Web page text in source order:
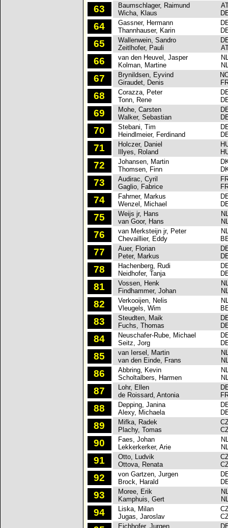
63
Baumschlager, Raimund
Wicha, Klaus
64
Gassner, Hermann
Thannhauser, Karin
65
Wallenwein, Sandro
Zeitlhofer, Pauli
66
van den Heuvel, Jasper
Kolman, Martine
67
Brynildsen, Eyvind
Giraudet, Denis
68
Corazza, Peter
Tonn, Rene
69
Mohe, Carsten
Walker, Sebastian
70
Stebani, Tim
Heindlmeier, Ferdinand
71
Holczer, Daniel
Illyes, Roland
72
Johansen, Martin
Thomsen, Finn
73
Audirac, Cyril
Gaglio, Fabrice
74
Fahrner, Markus
Wenzel, Michael
75
Weijs jr, Hans
van Goor, Hans
76
van Merksteijn jr, Peter
Chevaillier, Eddy
77
Auer, Florian
Peter, Markus
78
Hachenberg, Rudi
Neidhofer, Tanja
81
Vossen, Henk
Findhammer, Johan
82
Verkooijen, Nelis
Vleugels, Wim
83
Steudten, Maik
Fuchs, Thomas
84
Neuschafer-Rube, Michael
Seitz, Jorg
85
van Iersel, Martin
van den Einde, Frans
86
Abbring, Kevin
Scholtalbers, Harmen
87
Lohr, Ellen
de Roissard, Antonia
88
Depping, Janina
Alexy, Michaela
89
Mifka, Radek
Plachy, Tomas
90
Faes, Johan
Lekkerkerker, Arie
91
Otto, Ludvik
Ottova, Renata
92
von Gartzen, Jurgen
Brock, Harald
93
Moree, Erik
Kamphuis, Gert
94
Liska, Milan
Jugas, Jaroslav
Eichhofer, Jurgen